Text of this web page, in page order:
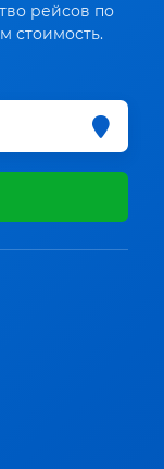
рейсов по
стоимость.